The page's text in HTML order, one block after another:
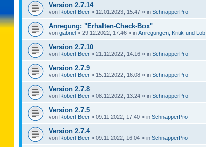
Version 2.7.14
von Robert Beer » 12.01.2023, 15:47 » in SchnapperPro
Anregung: "Erhalten-Check-Box"
von gabriel » 29.12.2022, 17:46 » in Anregungen, Kritik und Lob
Version 2.7.10
von Robert Beer » 21.12.2022, 14:16 » in SchnapperPro
Version 2.7.9
von Robert Beer » 15.12.2022, 16:08 » in SchnapperPro
Version 2.7.8
von Robert Beer » 08.12.2022, 13:24 » in SchnapperPro
Version 2.7.5
von Robert Beer » 09.11.2022, 17:40 » in SchnapperPro
Version 2.7.4
von Robert Beer » 09.11.2022, 16:04 » in SchnapperPro